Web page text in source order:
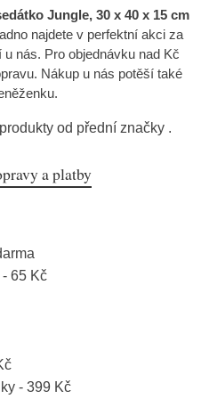
Jungle, 30 x 40 x 15 cm
najdete v perfektní akci za
u nás. Pro objednávku nad Kč
Nákup u nás potěší také
od přední značky .
a platby
65 Kč
- 399 Kč